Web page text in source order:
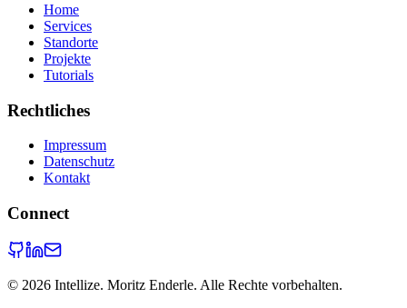
Home
Services
Standorte
Projekte
Tutorials
Rechtliches
Impressum
Datenschutz
Kontakt
Connect
© 2026 Intellize. Moritz Enderle. Alle Rechte vorbehalten.